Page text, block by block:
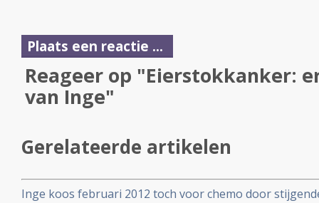
Plaats een reactie ...
Reageer op "Eierstokkanker:
van Inge"
Gerelateerde artikelen
Inge koos februari 2012 toch voor chemo door